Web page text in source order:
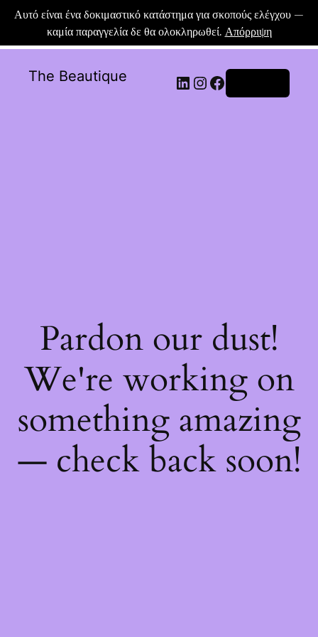
Αυτό είναι ένα δοκιμαστικό κατάστημα για σκοπούς ελέγχου —
καμία παραγγελία δε θα ολοκληρωθεί. Απόρριψη
The Beautique
Pardon our dust!
We're working on
something amazing
— check back soon!